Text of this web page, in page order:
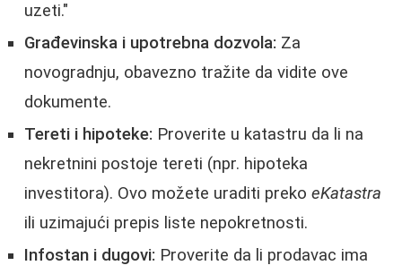
uzeti."
Građevinska i upotrebna dozvola: Za
novogradnju, obavezno tražite da vidite ove
dokumente.
Tereti i hipoteke: Proverite u katastru da li na
nekretnini postoje tereti (npr. hipoteka
investitora). Ovo možete uraditi preko eKatastra
ili uzimajući prepis liste nepokretnosti.
Infostan i dugovi: Proverite da li prodavac ima